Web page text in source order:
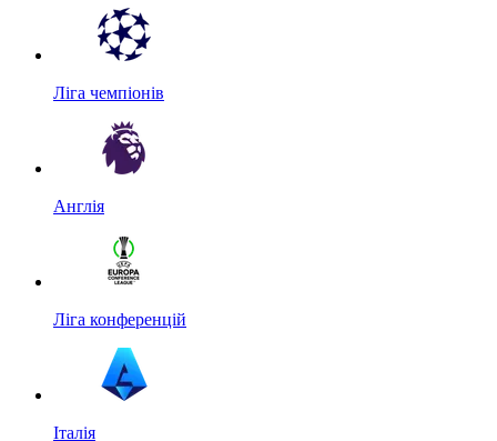
Ліга чемпіонів
Англія
Ліга конференцій
Італія